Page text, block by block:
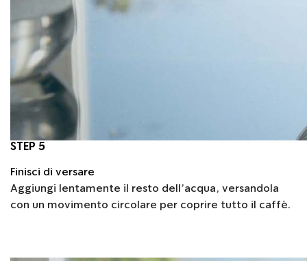
STEP 5
Finisci di versare
Aggiungi lentamente il resto dell’acqua, versandola
con un movimento circolare per coprire tutto il caffè.